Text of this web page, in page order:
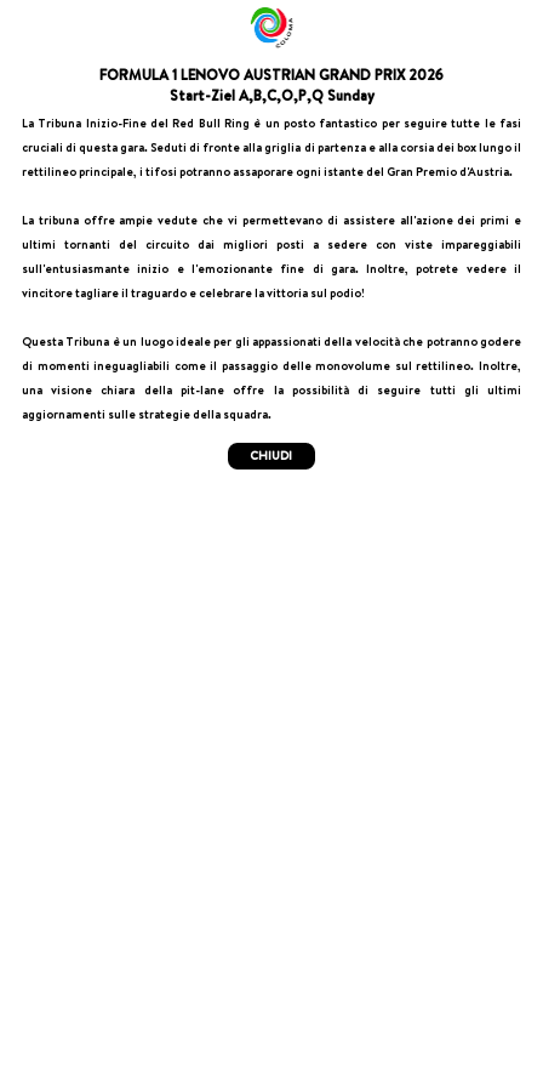
FORMULA 1 LENOVO AUSTRIAN GRAND PRIX 2026
Start-Ziel A,B,C,O,P,Q Sunday
La Tribuna Inizio-Fine del Red Bull Ring è un posto fantastico per seguire tutte le fasi
cruciali di questa gara. Seduti di fronte alla griglia di partenza e alla corsia dei box lungo il
rettilineo principale, i tifosi potranno assaporare ogni istante del Gran Premio d'Austria.
La tribuna offre ampie vedute che vi permettevano di assistere all'azione dei primi e
ultimi tornanti del circuito dai migliori posti a sedere con viste impareggiabili
sull'entusiasmante inizio e l'emozionante fine di gara. Inoltre, potrete vedere il
vincitore tagliare il traguardo e celebrare la vittoria sul podio!
Questa Tribuna è un luogo ideale per gli appassionati della velocità che potranno godere
di momenti ineguagliabili come il passaggio delle monovolume sul rettilineo. Inoltre,
una visione chiara della pit-lane offre la possibilità di seguire tutti gli ultimi
aggiornamenti sulle strategie della squadra.
CHIUDI